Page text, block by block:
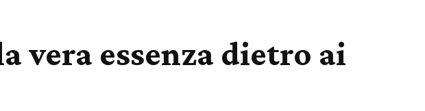
vera essenza dietro ai